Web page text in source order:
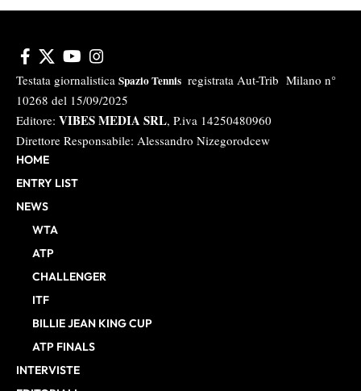
Testata giornalistica Spazio Tennis registrata Aut-Trib Milano n°
10268 del 15/09/2025
Editore: VIBES MEDIA SRL, P.iva 14250480960
Direttore Responsabile: Alessandro Nizegorodcew
HOME
ENTRY LIST
NEWS
WTA
ATP
CHALLENGER
ITF
BILLIE JEAN KING CUP
ATP FINALS
INTERVISTE